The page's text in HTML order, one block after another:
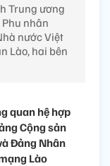
Trung ương
nhân
nước Việt
Lào, hai bên
quan hệ hợp
Cộng sản
Đảng Nhân
Lào